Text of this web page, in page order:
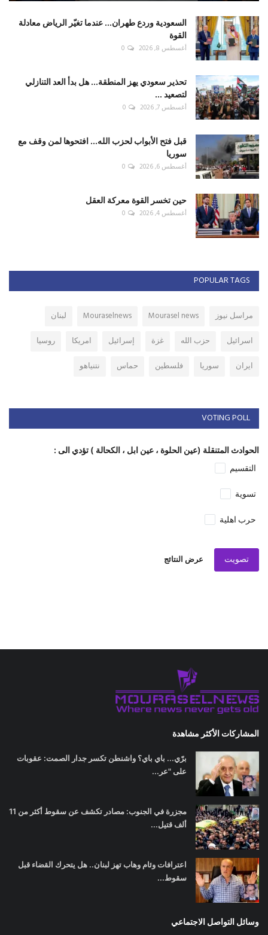
السعودية وردع طهران... عندما تغيّر الرياض معادلة
القوة
أغسطس 8, 2026 0
تحذير سعودي يهز المنطقة... هل بدأ العد التنازلي
لتصعيد ...
أغسطس 7, 2026 0
قبل فتح الأبواب لحزب الله... افتحوها لمن وقف مع
سوريا
أغسطس 6, 2026 0
حين تخسر القوة معركة العقل
أغسطس 4, 2026 0
POPULAR TAGS
مراسل نيوز Mourasel news
Mouraselnews
لبنان
اسرائيل
حزب الله غزة إسرائيل امريكا
روسيا
ايران
سوريا فلسطين حماس نتنياهو
VOTING POLL
الحوادث المتنقلة (عين الحلوة ، عين ابل ، الكحالة ) تؤدي الى :
التقسيم
تسوية
حرب اهلية
تصويت عرض النتائج
المشاركات الأكثر مشاهدة
برّي... باي باي؟ واشنطن تكسر جدار الصمت: عقوبات
على "عر...
مجزرة في الجنوب: مصادر تكشف عن سقوط أكثر من 11
ألف قتيل...
اعترافات وئام وهاب تهز لبنان.. هل يتحرك القضاء قبل
سقوط...
وسائل التواصل الاجتماعي